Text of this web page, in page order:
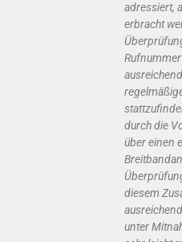
adressiert,
erbracht
durch die
über einen
diesem
unter